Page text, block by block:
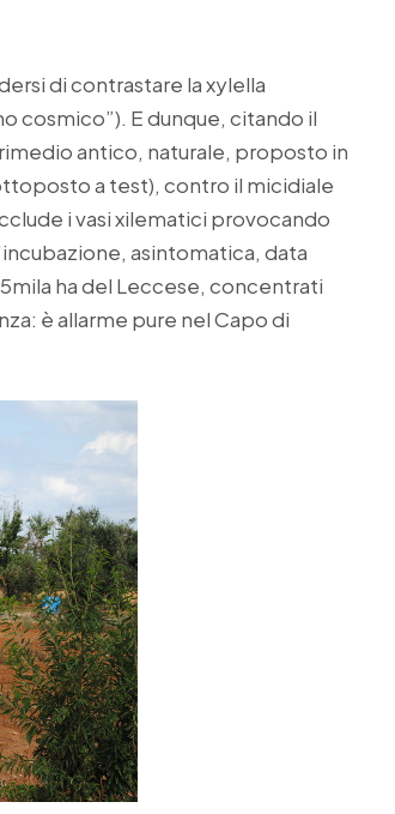
di contrastare la xylella
cosmico”). E dunque, citando il
antico, naturale, proposto in
a test), contro il micidiale
i vasi xilematici provocando
asintomatica, data
ha del Leccese, concentrati
è allarme pure nel Capo di